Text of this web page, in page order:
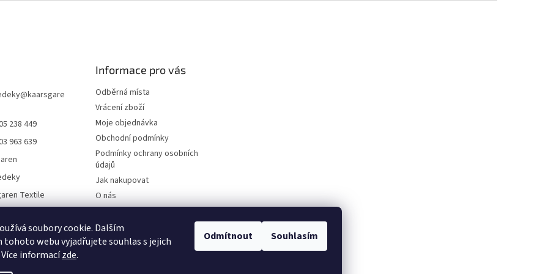
soubory cookie. Dalším
tohoto webu vyjadřujete souhlas s jejich
informacízde.
Odmítnout Souhlasím
@kaarsgare
238 449
963 639
Textile
Informace pro vás
Odběrná místa
Vrácení zboží
Moje objednávka
Obchodní podmínky
Podmínky ochrany osobních
údajů
Jak nakupovat
O nás
On-line platby
Velkoobchod